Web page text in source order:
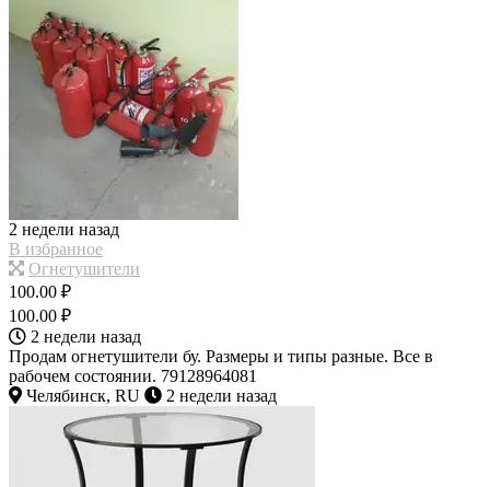
2 недели назад
В избранное
Огнетушители
100.00 ₽
100.00 ₽
2 недели назад
Продам огнетушители бу. Размеры и типы разные. Все в
рабочем состоянии. 79128964081
Челябинск, RU
2 недели назад